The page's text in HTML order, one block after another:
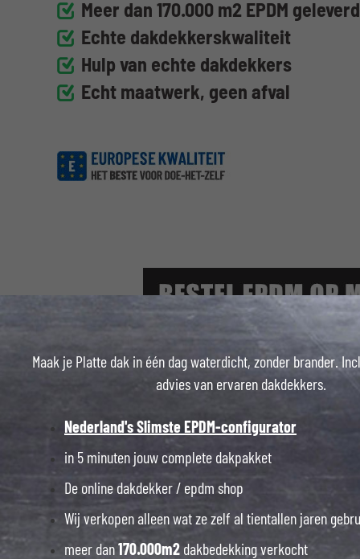
Maak je Platte dak in één dag waterdicht, zonder brander.
advies van ervaren dakdekkers.
Nederland's Slimste EPDM-configurator
in 5 minuten jouw complete dakpakket
De online dakdekker / epdm shop
Wij verkopen alleen wat ze zelf al tientallen jaren
meer dan 170.000m2 dakbedekking verkocht
Meer dan 170.000 m2 EPDM
Echte dakdekkerskwaliteit
Hulp van echte dakdekkers
Echt maatwerk, geen afval
06